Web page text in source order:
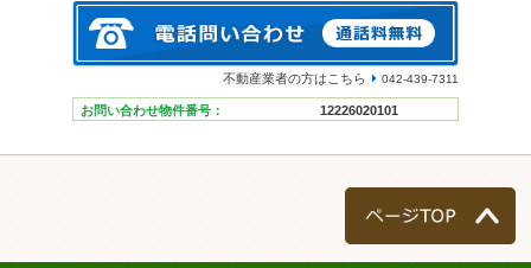
不動産業者の方はこちら 042-439-7311
お問い合わせ物件番号： 12226020101